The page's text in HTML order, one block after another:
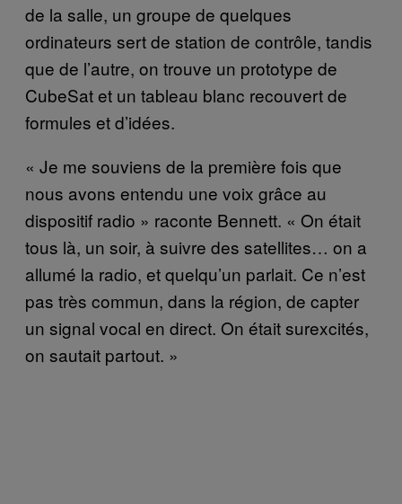
de la salle, un groupe de quelques
ordinateurs sert de station de contrôle, tandis
que de l’autre, on trouve un prototype de
CubeSat et un tableau blanc recouvert de
formules et d’idées.
« Je me souviens de la première fois que
nous avons entendu une voix grâce au
dispositif radio » raconte Bennett. « On était
tous là, un soir, à suivre des satellites… on a
allumé la radio, et quelqu’un parlait. Ce n’est
pas très commun, dans la région, de capter
un signal vocal en direct. On était surexcités,
on sautait partout. »